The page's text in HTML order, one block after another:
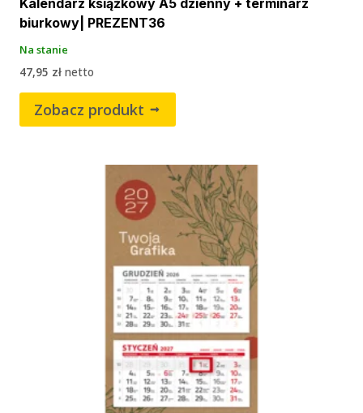
biurkowy| PREZENT36
Na stanie
47,95 zł netto
Zobacz produkt